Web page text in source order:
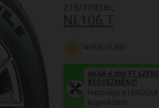
NL106 T
215/70R16C
NYÁRI GUMI
AKÁR 6.000 FT
KEDVEZMÉNY!
Használja a
kuponkódot!